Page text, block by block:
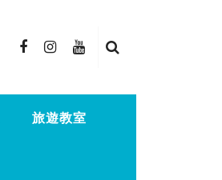
旅遊教室